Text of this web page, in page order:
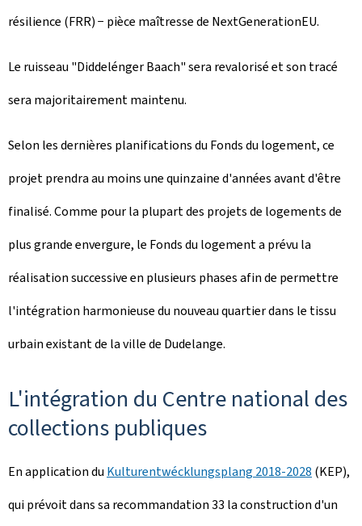
résilience (FRR) − pièce maîtresse de NextGenerationEU.
Le ruisseau "Diddelénger Baach" sera revalorisé et son tracé
sera majoritairement maintenu.
Selon les dernières planifications du Fonds du logement, ce
projet prendra au moins une quinzaine d'années avant d'être
finalisé. Comme pour la plupart des projets de logements de
plus grande envergure, le Fonds du logement a prévu la
réalisation successive en plusieurs phases afin de permettre
l'intégration harmonieuse du nouveau quartier dans le tissu
urbain existant de la ville de Dudelange.
L'intégration du Centre national des
collections publiques
En application du Kulturentwécklungsplang 2018-2028 (KEP),
qui prévoit dans sa recommandation 33 la construction d'un